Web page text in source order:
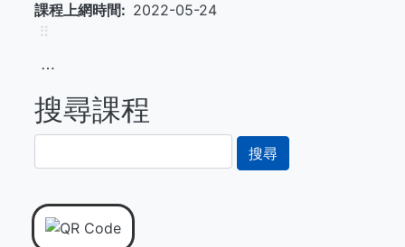
課程上網時間
2022-05-24
⠿
⋯
搜尋課程
尋